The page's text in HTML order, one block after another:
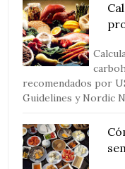
recomendados por
Guidelines y Nordic